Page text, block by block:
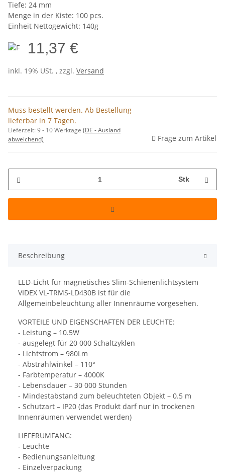
Tiefe: 24 mm
Menge in der Kiste: 100 pcs.
Einheit Nettogewicht: 140g
11,37 €
inkl. 19% USt. , zzgl. Versand
Muss bestellt werden. Ab Bestellung
lieferbar in 7 Tagen.
Lieferzeit:9 - 10 Werktage (DE - Ausland
abweichend)
Frage zum Artikel
Stk
Beschreibung
LED-Licht für magnetisches Slim-Schienenlichtsystem
VIDEX VL-TRMS-LD430B ist für die
Allgemeinbeleuchtung aller Innenräume vorgesehen.
VORTEILE UND EIGENSCHAFTEN DER LEUCHTE:
- Leistung – 10.5W
- ausgelegt für 20 000 Schaltzyklen
- Lichtstrom – 980Lm
- Abstrahlwinkel – 110°
- Farbtemperatur – 4000K
- Lebensdauer – 30 000 Stunden
- Mindestabstand zum beleuchteten Objekt – 0.5 m
- Schutzart – IP20 (das Produkt darf nur in trockenen
Innenräumen verwendet werden)
LIEFERUMFANG:
- Leuchte
- Bedienungsanleitung
- Einzelverpackung